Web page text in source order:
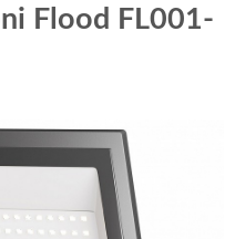
Flood FL001-